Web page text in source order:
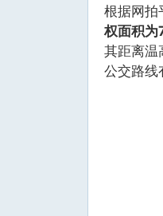
根据网拍
权面积为
其距离温
公交路线